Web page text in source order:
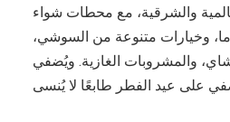
والشرقية، مع محطات شواء
وخيارات متنوعة من السوشي،
والمشروبات الغازية. ويُضفي